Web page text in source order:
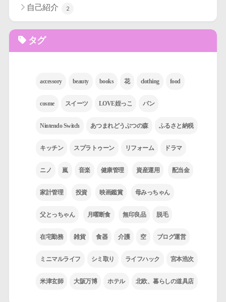
自己紹介 2
タグ
accessory beauty books 花 clothing food
cosme スイーツ LOVE姪っこ パン
Nintendo Switch あつまれどうぶつの森 ふるさと納税
キッチン スプラトゥーン リフォーム ドラマ
ニノ 嵐 音楽 健康管理 資産運用 配当金
家計管理 投資 映画鑑賞 母みっちゃん
父とっちゃん 月曜断食 無印良品 脱毛
在宅勤務 雑貨 食器 介護 空 ブログ運営
ミニマルライフ シミ取り ライフハック 宮本浩次
米津玄師 大阪万博 ホテル 北欧、暮らしの道具店